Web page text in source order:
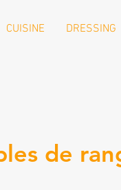
CUISINE DRESSING
de